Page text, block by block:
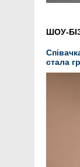
ШОУ-
стала